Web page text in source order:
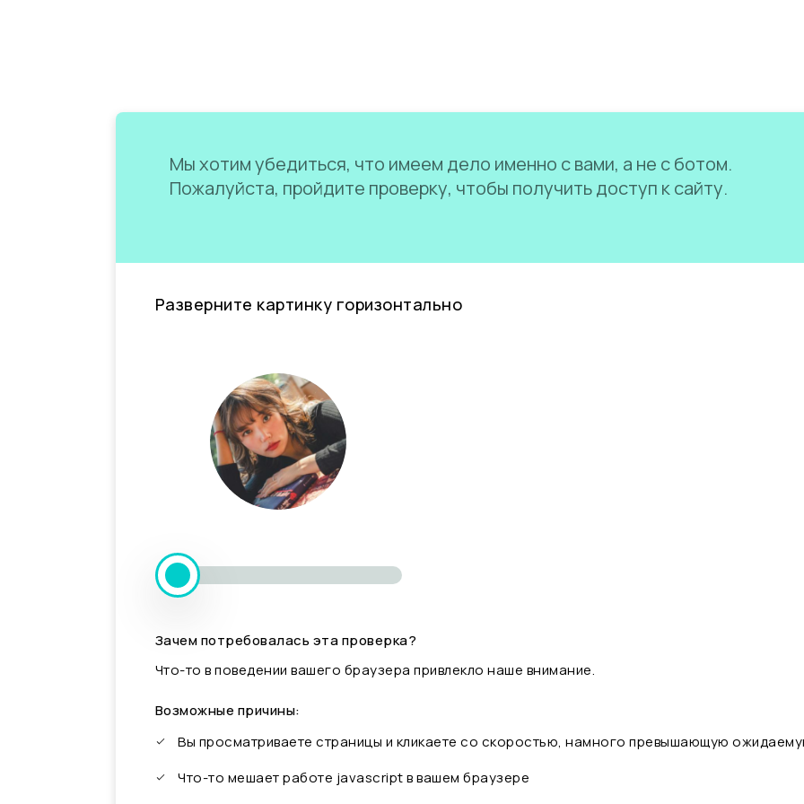
Мы хотим убедиться, что имеем дело именно с вами, а не с ботом.
Пожалуйста, пройдите проверку, чтобы получить доступ к сайту.
Разверните картинку горизонтально
Зачем потребовалась эта проверка?
Что-то в поведении вашего браузера привлекло наше внимание.
Возможные причины:
Вы просматриваете страницы и кликаете со скоростью, намного превышающую
Что-то мешает работе javascript в вашем браузере